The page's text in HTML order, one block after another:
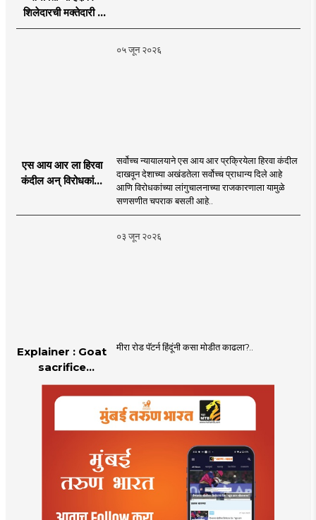
शिलेदारची मक्तेदारी |
Sahyadri Tiger
०५ जून २०२६
एस आय आर ला हिरवा
कंदील अन् विरोधकांना
सर्वोच्च न्यायालयाने एस आय आर प्रक्रियेला हिरवा कंदील
दाखवून देशाच्या अखंडतेला सर्वोच्च प्राधान्य दिले आहे
आणि विरोधकांच्या लांगुचालनाच्या राजकारणाला यामुळे
सणसणीत चपराक बसली आहे..
०३ जून २०२६
Explainer : Goat
sacrifice
controversy in
Mumbai |
मीरा रोड पॅटर्न हिंदूंनी कसा मोडीत काढला?..